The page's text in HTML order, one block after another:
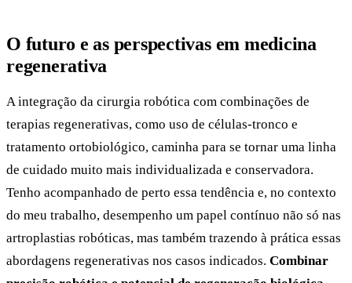
O futuro e as perspectivas em medicina
regenerativa
A integração da cirurgia robótica com combinações de
terapias regenerativas, como uso de células-tronco e
tratamento ortobiológico, caminha para se tornar uma linha
de cuidado muito mais individualizada e conservadora.
Tenho acompanhado de perto essa tendência e, no contexto
do meu trabalho, desempenho um papel contínuo não só nas
artroplastias robóticas, mas também trazendo à prática essas
abordagens regenerativas nos casos indicados. Combinar